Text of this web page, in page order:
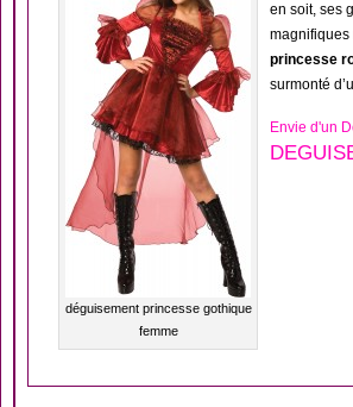
déguisement princesse gothique
femme
en soit, ses
magnifiques
princesse
surmonté
Envie d'un